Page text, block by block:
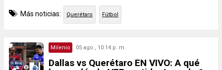
Más noticias: Querétaro Fútbol
Milenio 05 ago., 10:14 p. m.
Dallas vs Querétaro EN VIVO: A qué